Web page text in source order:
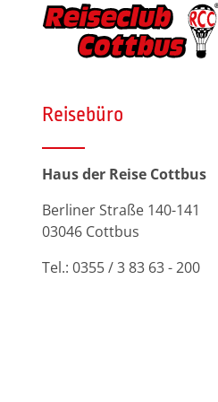
Reisebüro
Haus der Reise Cottbus
Berliner Straße 140-141
03046 Cottbus
Tel.: 0355 / 3 83 63 - 200